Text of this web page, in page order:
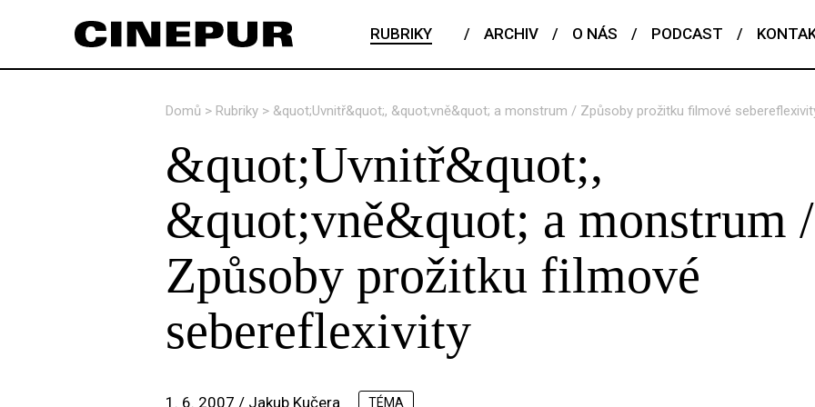
RUBRIKY / ARCHIV / O NÁS / PODCAST /
Domů > Rubriky > &quot;Uvnitř&quot;, &quot;vně&quot; a monstrum / Způsoby prožitku filmové
&quot;Uvnitř&quot;,
&quot;vně&quot; a monstrum /
Způsoby prožitku filmové
sebereflexivity
1. 6. 2007 / Jakub Kučera TÉMA